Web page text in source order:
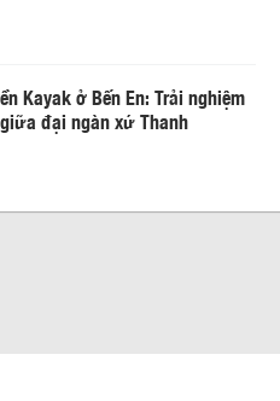
Kayak ở Bến En: Trải nghiệm
đại ngàn xứ Thanh